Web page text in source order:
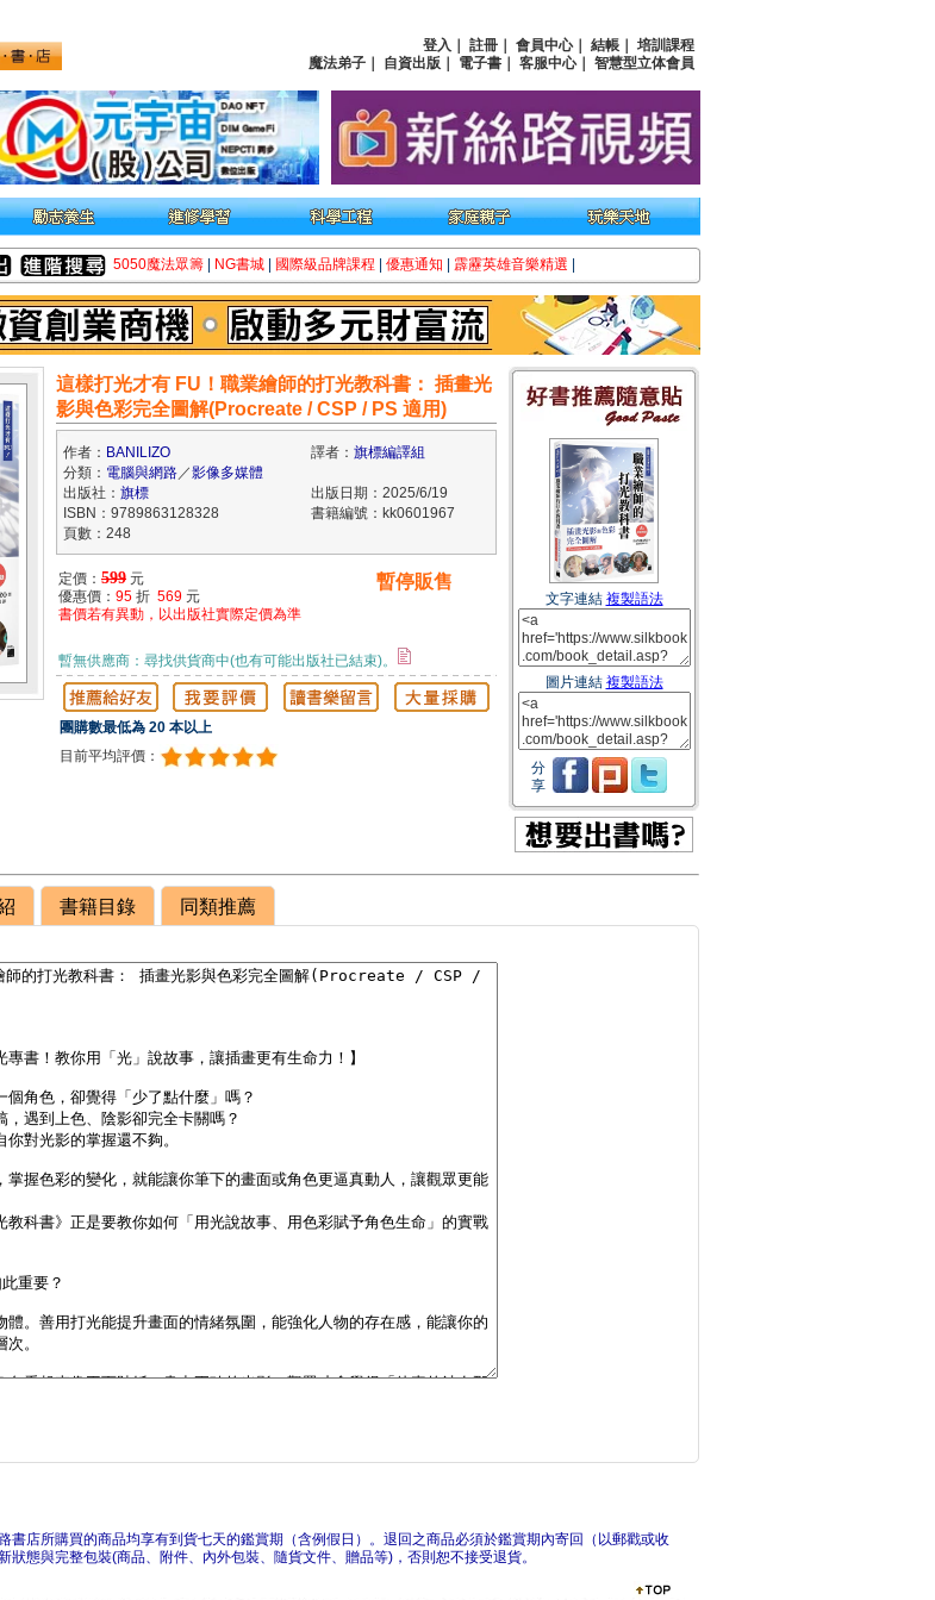
登入 註冊 會員中心｜ 結帳
培訓課程
魔法弟子
自資出版 電子書 客服中心｜ 智慧型立体會員
5050魔法眾籌 NG書城 國際級品牌課程 優惠通知 霹靂英雄音樂精選
這樣打光才有 FU！職業繪師的打光教科書： 插畫光
影與色彩完全圖解(Procreate / CSP / PS 適用)
作者： BANILIZO 譯者： 旗標編譯組
分類： 電腦與網路／影像多媒體
出版社： 旗標
出版日期：2025/6/19
ISBN：9789863128328
書籍編號：kk0601967
頁數：248
定價： 599 元
優惠價： 95 折 569 元
書價若有異動，以出版社實際定價為準
暫停販售
暫無供應商：尋找供貨商中(也有可能出版社已結束)。
團購數最低為 20 本以上
目前平均評價：
文字連結 複製語法
圖片連結 複製語法
分
享
書籍目錄 同類推薦
書店所購買的商品均享有到貨七天的鑑賞期（含例假日）。退回之商品必須於鑑賞期內寄回（以郵戳或收
狀態與完整包裝(商品、附件、內外包裝、隨貨文件、贈品等)，否則恕不接受退貨。